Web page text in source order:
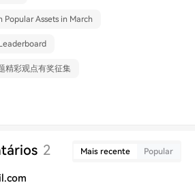
Popular Assets in March
精彩观点有奖征集
2 Mais recente Popular